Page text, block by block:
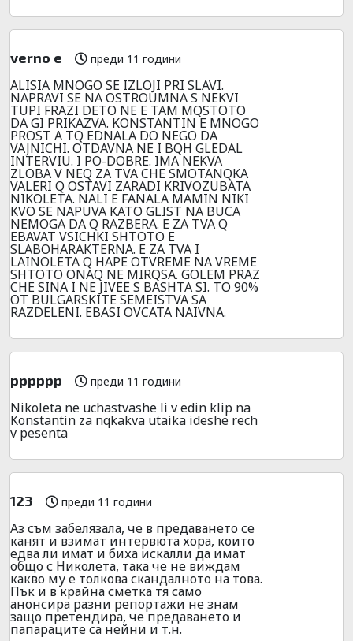
verno e преди 11 години
ALISIA MNOGO SE IZLOJI PRI SLAVI.
NAPRAVI SE NA OSTROUMNA S NEKVI
TUPI FRAZI DETO NE E TAM MQSTOTO
DA GI PRIKAZVA. KONSTANTIN E MNOGO
PROST A TQ EDNALA DO NEGO DA
VAJNICHI. OTDAVNA NE I BQH GLEDAL
INTERVIU. I PO-DOBRE. IMA NEKVA
ZLOBA V NEQ ZA TVA CHE SMOTANQKA
VALERI Q OSTAVI ZARADI KRIVOZUBATA
NIKOLETA. NALI E FANALA MAMIN NIKI
KVO SE NAPUVA KATO GLIST NA BUCA
NEMOGA DA Q RAZBERA. E ZA TVA Q
EBAVAT VSICHKI SHTOTO E
SLABOHARAKTERNA. E ZA TVA I
LAINOLETA Q HAPE OTVREME NA VREME
SHTOTO ONAQ NE MIRQSA. GOLEM PRAZ
CHE SINA I NE JIVEE S BASHTA SI. TO 90%
OT BULGARSKITE SEMEISTVA SA
RAZDELENI. EBASI OVCATA NAIVNA.
pppppp преди 11 години
Nikoleta ne uchastvashe li v edin klip na
Konstantin za nqkakva utaika ideshe rech
v pesenta
123 преди 11 години
Аз съм забелязала, че в предаването се
канят и взимат интервюта хора, които
едва ли имат и биха искалли да имат
общо с Николета, така че не виждам
какво му е толкова скандалното на това.
Пък и в крайна сметка тя само
анонсира разни репортажи не знам
защо претендира, че предаването и
папараците са нейни и т.н.